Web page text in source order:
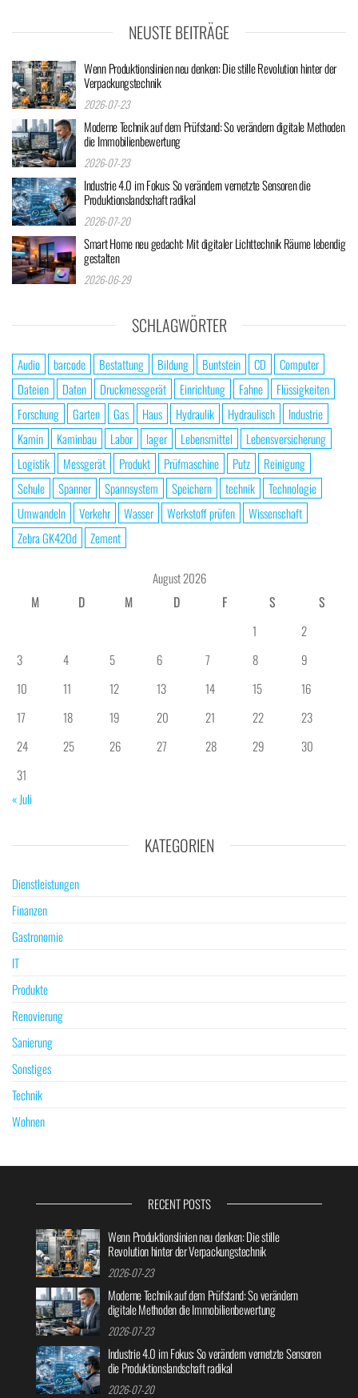
NEUSTE BEITRÄGE
Wenn Produktionslinien neu denken: Die stille Revolution hinter der
Verpackungstechnik
2026-07-23
Moderne Technik auf dem Prüfstand: So verändern digitale Methoden
die Immobilienbewertung
2026-07-23
Industrie 4.0 im Fokus: So verändern vernetzte Sensoren die
Produktionslandschaft radikal
2026-07-20
Smart Home neu gedacht: Mit digitaler Lichttechnik Räume lebendig
gestalten
2026-06-29
SCHLAGWÖRTER
Audio barcode Bestattung Bildung Buntstein CD
Computer
Dateien
Daten Druckmessgerät Einrichtung Fahne
Flüssigkeiten
Forschung
Garten Gas Haus Hydraulik Hydraulisch
Industrie
Kamin
Kaminbau Labor lager Lebensmittel
Lebensversicherung
Logistik
Messgerät Produkt Prüfmaschine Putz
Reinigung
Schule
Spanner Spannsystem Speichern technik
Technologie
Umwandeln
Verkehr Wasser Werkstoff prüfen
Wissenschaft
Zebra GK420d
Zement
August 2026
M
D M D F S
S
1
2
3
4 5 6 7 8
9
10
11 12 13 14 15
16
17
18 19 20 21 22
23
24
25 26 27 28 29
30
31
« Juli
KATEGORIEN
Dienstleistungen
Finanzen
Gastronomie
IT
Produkte
Renovierung
Sanierung
Sonstiges
Technik
Wohnen
RECENT POSTS
Wenn Produktionslinien neu denken: Die stille
Revolution hinter der Verpackungstechnik
2026-07-23
Moderne Technik auf dem Prüfstand: So verändern
digitale Methoden die Immobilienbewertung
2026-07-23
Industrie 4.0 im Fokus: So verändern vernetzte Sensoren
die Produktionslandschaft radikal
2026-07-20